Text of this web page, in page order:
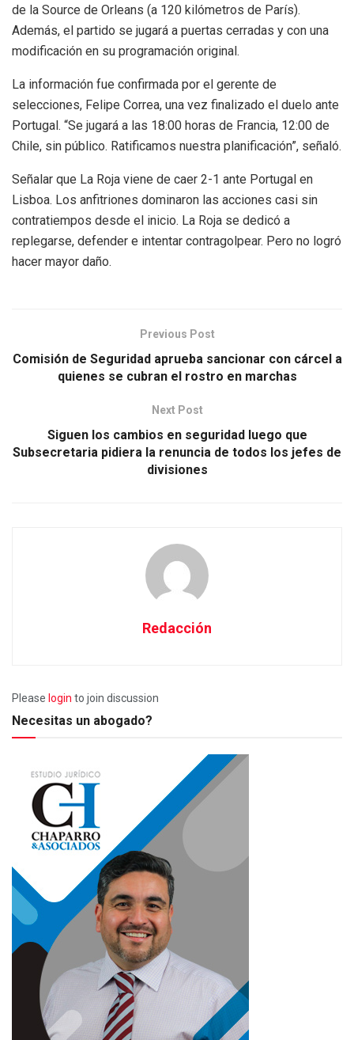
de la Source de Orleans (a 120 kilómetros de París).
Además, el partido se jugará a puertas cerradas y con una
modificación en su programación original.
La información fue confirmada por el gerente de
selecciones, Felipe Correa, una vez finalizado el duelo ante
Portugal. “Se jugará a las 18:00 horas de Francia, 12:00 de
Chile, sin público. Ratificamos nuestra planificación”, señaló.
Señalar que La Roja viene de caer 2-1 ante Portugal en
Lisboa. Los anfitriones dominaron las acciones casi sin
contratiempos desde el inicio. La Roja se dedicó a
replegarse, defender e intentar contragolpear. Pero no logró
hacer mayor daño.
Previous Post
Comisión de Seguridad aprueba sancionar con cárcel a
quienes se cubran el rostro en marchas
Next Post
Siguen los cambios en seguridad luego que
Subsecretaria pidiera la renuncia de todos los jefes de
divisiones
Redacción
Please login to join discussion
Necesitas un abogado?